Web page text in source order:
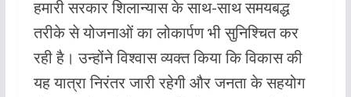
हमारी सरकार शिलान्यास के साथ-साथ समयबद्ध
तरीके से योजनाओं का लोकार्पण भी सुनिश्चित कर
रही है। उन्होंने विश्वास व्यक्त किया कि विकास की
यह यात्रा निरंतर जारी रहेगी और जनता के सहयोग